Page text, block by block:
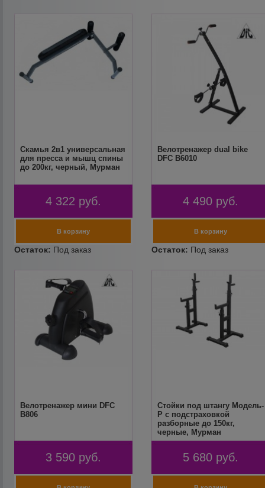
Скамья 2в1 универсальная
для пресса и мышц спины
до 200кг, черный, Мурман
4 322 руб.
Велотренажер dual bike
DFC B6010
4 490 руб.
Велотренажер мини DFC
B806
3 590 руб.
Стойки под штангу Модель-
Р с подстраховкой
разборные до 150кг,
черные, Мурман
5 680 руб.